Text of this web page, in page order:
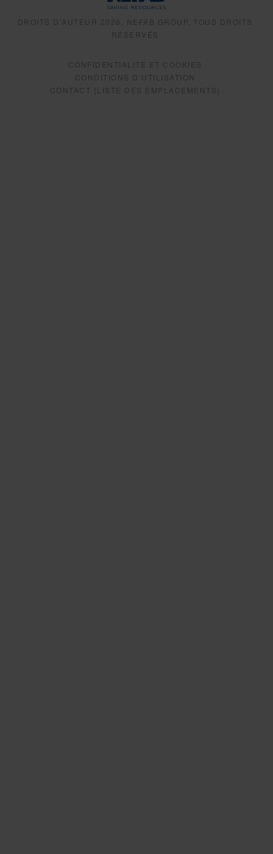
DROITS D’AUTEUR 2026, NEFAB GROUP, TOUS DROITS
RÉSERVÉS
CONFIDENTIALITÉ ET COOKIES
CONDITIONS D’UTILISATION
CONTACT (LISTE DES EMPLACEMENTS)